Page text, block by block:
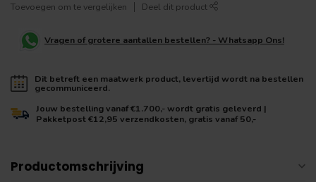
Toevoegen om te vergelijken Deel dit product
Vragen of grotere aantallen bestellen? - Whatsapp Ons!
Dit betreft een maatwerk product, levertijd wordt na bestellen
gecommuniceerd.
Jouw bestelling vanaf €1.700,- wordt gratis geleverd |
Pakketpost €12,95 verzendkosten, gratis vanaf 50,-
Productomschrijving